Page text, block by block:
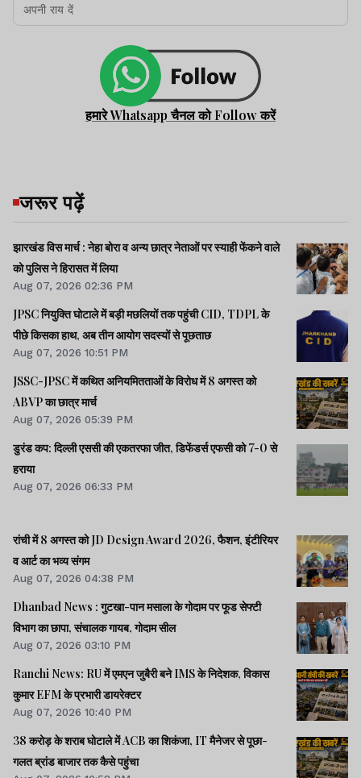
हमारे Whatsapp चैनल को Follow करें
जरूर पढ़ें
झारखंड विस मार्च : नेहा बोरा व अन्य छात्र नेताओं पर स्याही फेंकने वाले
को पुलिस ने हिरासत में लिया
Aug 07, 2026 02:36 PM
JPSC नियुक्ति घोटाले में बड़ी मछलियों तक पहुंची CID, TDPL के
पीछे किसका हाथ, अब तीन आयोग सदस्यों से पूछताछ
Aug 07, 2026 10:51 PM
JSSC-JPSC में कथित अनियमितताओं के विरोध में 8 अगस्त को
ABVP का छात्र मार्च
Aug 07, 2026 05:39 PM
डुरंड कप: दिल्ली एससी की एकतरफा जीत, डिफेंडर्स एफसी को 7-0 से
हराया
Aug 07, 2026 06:33 PM
रांची में 8 अगस्त को JD Design Award 2026, फैशन, इंटीरियर
व आर्ट का भव्य संगम
Aug 07, 2026 04:38 PM
Dhanbad News : गुटखा-पान मसाला के गोदाम पर फूड सेफ्टी
विभाग का छापा, संचालक गायब, गोदाम सील
Aug 07, 2026 03:10 PM
Ranchi News: RU में एमएन जुबैरी बने IMS के निदेशक, विकास
कुमार EFM के प्रभारी डायरेक्टर
Aug 07, 2026 10:40 PM
38 करोड़ के शराब घोटाले में ACB का शिकंजा, IT मैनेजर से पूछा-
गलत ब्रांड बाजार तक कैसे पहुंचा